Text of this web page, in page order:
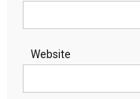
Website